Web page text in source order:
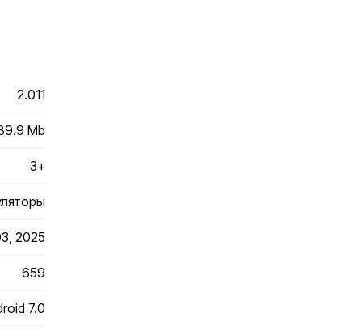
2.011
Mb
3+
2025
659
7.0